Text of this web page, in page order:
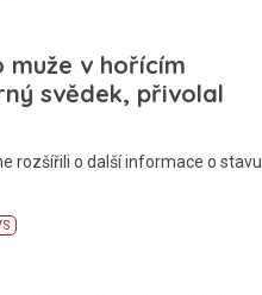
muže v hořícím
svědek, přivolal
rozšířili o další informace o stavu